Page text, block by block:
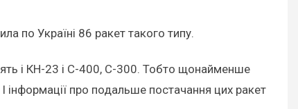
по Україні 86 ракет такого типу.
і КН-23 і С-400, С-300. Тобто щонайменше
про подальше постачання цих ракет